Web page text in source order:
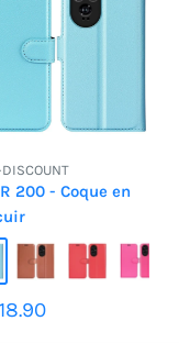
DISCOUNT
200 - Coque en